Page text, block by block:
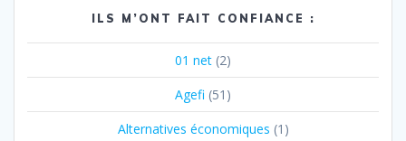
ILS M’ONT FAIT CONFIANCE :
01 net (2)
Agefi (51)
Alternatives économiques (1)